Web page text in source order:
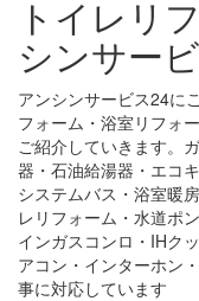
トイレリ
シンサー
アンシンサービス24に
フォーム・浴室リフォ
ご紹介していきます。
器・石油給湯器・エコ
システムバス・浴室暖
レリフォーム・水道ポ
インガスコンロ・IHク
アコン・インターホン
事に対応しています